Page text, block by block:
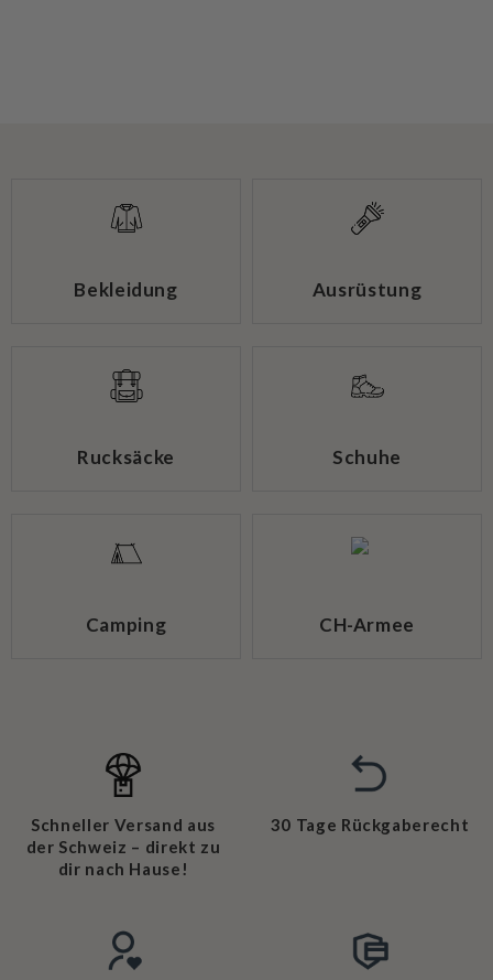
Bekleidung Ausrüstung
Rucksäcke Schuhe
Camping CH-Armee
Schneller Versand aus
der Schweiz – direkt zu
dir nach Hause!
30 Tage Rückgaberecht